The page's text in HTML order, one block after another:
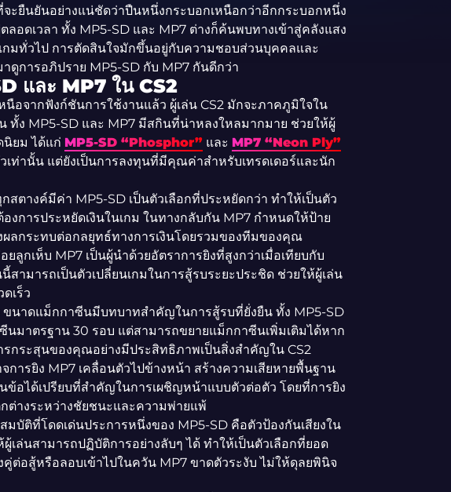
ะยืนยันอย่างแน่ชัดว่าปืนหนึ่งกระบอกเหนือกว่าอีกกระบอกหนึ่ง
อดเวลา ทั้ง MP5-SD และ MP7 ต่างก็ค้นพบทางเข้าสู่คลังแสง
กมทั่วไป การตัดสินใจมักขึ้นอยู่กับความชอบส่วนบุคคลและ
ดูการอภิปราย MP5-SD กับ MP7 กันดีกว่า
และ MP7 ใน CS2
นือจากฟังก์ชันการใช้งานแล้ว ผู้เล่น CS2 มักจะภาคภูมิใจใน
ทั้ง MP5-SD และ MP7 มีสกินที่น่าหลงใหลมากมาย ช่วยให้ผู้
นิยม ได้แก่ MP5-SD “Phosphor”และ MP7 “Neon Ply”
เท่านั้น แต่ยังเป็นการลงทุนที่มีคุณค่าสำหรับเทรดเดอร์และนัก
สตางค์มีค่า MP5-SD เป็นตัวเลือกที่ประหยัดกว่า ทำให้เป็นตัว
งการประหยัดเงินในเกม ในทางกลับกัน MP7 กำหนดให้ป้าย
ผลกระทบต่อกลยุทธ์ทางการเงินโดยรวมของทีมของคุณ
ลูกเห็บ MP7 เป็นผู้นำด้วยอัตราการยิงที่สูงกว่าเมื่อเทียบกับ
สามารถเป็นตัวเปลี่ยนเกมในการสู้รบระยะประชิด ช่วยให้ผู้เล่น
เร็ว
ขนาดแม็กกาซีนมีบทบาทสำคัญในการสู้รบที่ยั่งยืน ทั้ง MP5-SD
มาตรฐาน 30 รอบ แต่สามารถขยายแม็กกาซีนเพิ่มเติมได้หาก
รกระสุนของคุณอย่างมีประสิทธิภาพเป็นสิ่งสำคัญใน CS2
การยิง MP7 เคลื่อนตัวไปข้างหน้า สร้างความเสียหายพื้นฐาน
ข้อได้เปรียบที่สำคัญในการเผชิญหน้าแบบตัวต่อตัว โดยที่การยิง
ต่างระหว่างชัยชนะและความพ่ายแพ้
บัติที่โดดเด่นประการหนึ่งของ MP5-SD คือตัวป้องกันเสียงใน
เล่นสามารถปฏิบัติการอย่างลับๆ ได้ ทำให้เป็นตัวเลือกที่ยอด
ต่อสู้หรือลอบเข้าไปในควัน MP7 ขาดตัวระงับ ไม่ให้ดุลยพินิจ